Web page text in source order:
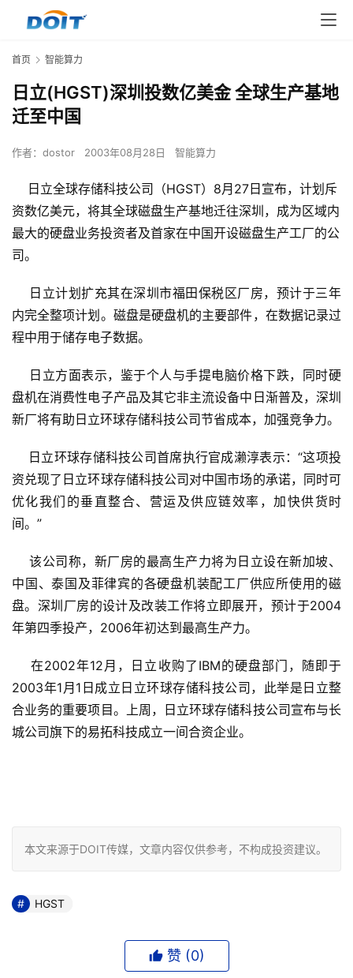
首页 智能算力
日立(HGST)深圳投数亿美金 全球生产基地
迁至中国
作者： dostor 2003年08月28日 智能算力
日立全球存储科技公司（HGST）8月27日宣布，计划斥
资数亿美元，将其全球磁盘生产基地迁往深圳，成为区域内
最大的硬盘业务投资者及首家在中国开设磁盘生产工厂的公
司。
日立计划扩充其在深圳市福田保税区厂房，预计于三年
内完全整项计划。磁盘是硬盘机的主要部件，在数据记录过
程中用于储存电子数据。
日立方面表示，鉴于个人与手提电脑价格下跌，同时硬
盘机在消费性电子产品及其它非主流设备中日渐普及，深圳
新厂将有助日立环球存储科技公司节省成本，加强竞争力。
日立环球存储科技公司首席执行官成濑淳表示：“这项投
资兑现了日立环球存储科技公司对中国市场的承诺，同时可
优化我们的垂直整合、营运及供应链效率，加快供货时
间。”
该公司称，新厂房的最高生产力将为日立设在新加坡、
中国、泰国及菲律宾的各硬盘机装配工厂供应所使用的磁
盘。深圳厂房的设计及改装工作将立即展开，预计于2004
年第四季投产，2006年初达到最高生产力。
在2002年12月，日立收购了IBM的硬盘部门，随即于
2003年1月1日成立日立环球存储科技公司，此举是日立整
合业务的重要项目。上周，日立环球存储科技公司宣布与长
城公司旗下的易拓科技成立一间合资企业。
本文来源于DOIT传媒，文章内容仅供参考，不构成投资建议。
HGST
赞 (0)